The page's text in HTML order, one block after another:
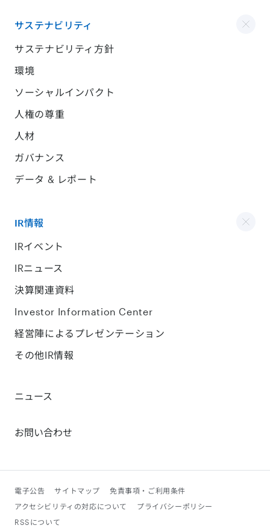
サステナビリティ
サステナビリティ方針
環境
ソーシャルインパクト
人権の尊重
人材
ガバナンス
データ & レポート
IR情報
IRイベント
IRニュース
決算関連資料
Investor Information Center
経営陣によるプレゼンテーション
その他IR情報
ニュース
お問い合わせ
電子公告 サイトマップ
免責事項・ご利用条件
アクセシビリティの対応について
プライバシーポリシー
RSSについて